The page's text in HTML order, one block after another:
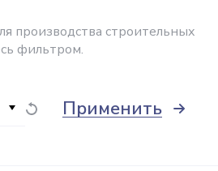
производства строительных
фильтром.
Применить